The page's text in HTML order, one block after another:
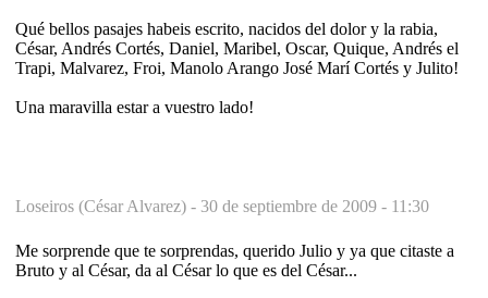
Qué bellos pasajes habeis escrito, nacidos del dolor y la rabia,
César, Andrés Cortés, Daniel, Maribel, Oscar, Quique, Andrés el
Trapi, Malvarez, Froi, Manolo Arango José Marí Cortés y Julito!
Una maravilla estar a vuestro lado!
Loseiros (César Alvarez) - 30 de septiembre de 2009 - 11:30
Me sorprende que te sorprendas, querido Julio y ya que citaste a
Bruto y al César, da al César lo que es del César...